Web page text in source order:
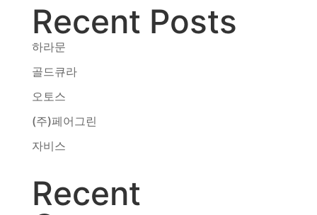
동영상, CI - 카피어랜드㈜
동영상, 홈페이지 - (주)분독
동영상 - 킷캣
Recent Posts
하라문
골드큐라
오토스
(주)페어그린
자비스
Recent